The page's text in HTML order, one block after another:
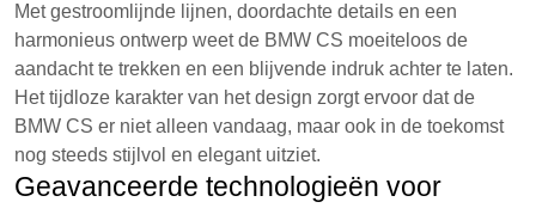
Met gestroomlijnde lijnen, doordachte details en een
harmonieus ontwerp weet de BMW CS moeiteloos de
aandacht te trekken en een blijvende indruk achter te laten.
Het tijdloze karakter van het design zorgt ervoor dat de
BMW CS er niet alleen vandaag, maar ook in de toekomst
nog steeds stijlvol en elegant uitziet.
Geavanceerde technologieën voor